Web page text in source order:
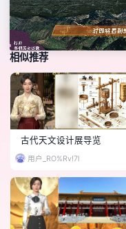
相似推荐
古代天文设计展导览
用户_RO%Rv!7l